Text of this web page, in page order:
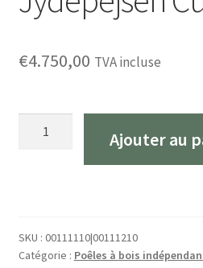
€4.750,00 TVA incluse
Ajouter au
SKU : 00111110|00111210
Catégorie : Poêles à bois